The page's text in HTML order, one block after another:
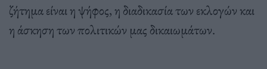
ζήτημα είναι η ψήφος, η διαδικασία των εκλογών και
η άσκηση των πολιτικών μας δικαιωμάτων.